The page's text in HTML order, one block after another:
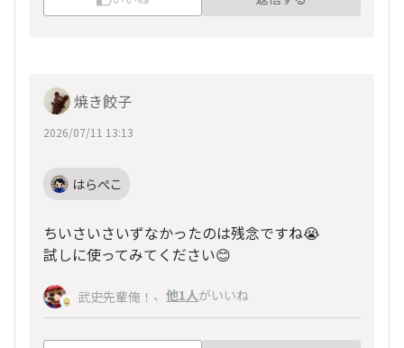
焼き餃子
2026/07/11 13:13
はらぺこ
ちいさいさいずなかったのは残念ですね😭
試しに使ってみてください😊
武史先輩俺！ 、 他1人がいいね